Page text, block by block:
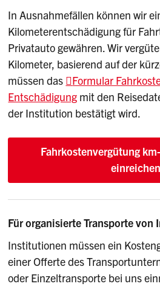
In Ausnahmefällen können wir
Kilometerentschädigung für
Privatauto gewähren. Wir
Kilometer, basierend auf der
müssen das
Formular
Entschädigung mit den
der Institution bestätigt wird.
Fahrkostenvergütung
einreichen
Für organisierte Transporte von
Institutionen müssen ein
einer Offerte des
oder Einzeltransporte bei uns